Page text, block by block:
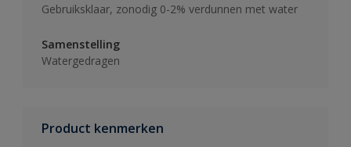
Gebruiksklaar, zonodig 0-2% verdunnen met water
Samenstelling
Watergedragen
Product kenmerken